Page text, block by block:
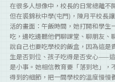
在很多人想像中，校長的日常總離不
但在裘錦秋中學(屯門)，陳月平校長
活的畫面：午飯時間，她打開和學生
吃，邊吃邊聽他們聊課堂、聊朋友
說自己也要吃學校的飯盒，因為這是
生是否到位、孩子吃得是否安心——
是小事。她相信教育要「落到地」，
得到的細節，把一間學校的溫度慢慢